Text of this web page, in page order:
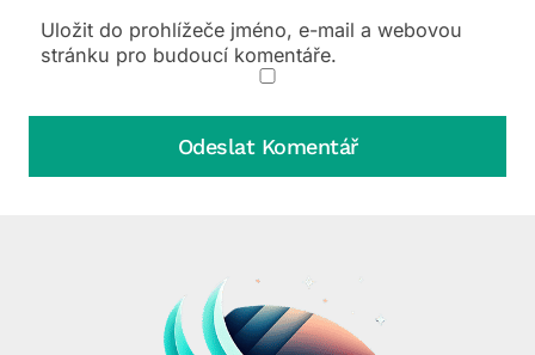
Uložit do prohlížeče jméno, e-mail a webovou
stránku pro budoucí komentáře.